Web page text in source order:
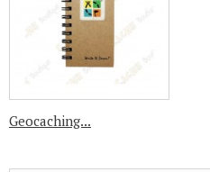
Geocaching...